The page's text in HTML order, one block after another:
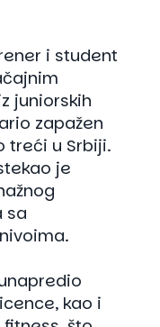
i student
juniorskih
zapažen
treći u Srbiji.
je
sa
kao i